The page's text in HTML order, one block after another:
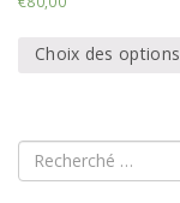
Choix des options
Recherche